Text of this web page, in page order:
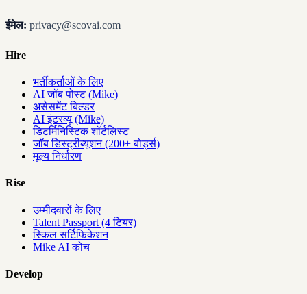
ईमेल: privacy@scovai.com
Hire
भर्तीकर्ताओं के लिए
AI जॉब पोस्ट (Mike)
असेसमेंट बिल्डर
AI इंटरव्यू (Mike)
डिटर्मिनिस्टिक शॉर्टलिस्ट
जॉब डिस्ट्रीब्यूशन (200+ बोर्ड्स)
मूल्य निर्धारण
Rise
उम्मीदवारों के लिए
Talent Passport (4 टियर)
स्किल सर्टिफिकेशन
Mike AI कोच
Develop